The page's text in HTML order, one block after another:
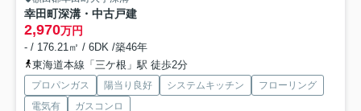
幸田町深溝・中古戸建
2,970万円
- / 176.21㎡ / 6DK /築46年
東海道本線「三ケ根」駅 徒歩2分
プロパンガス 陽当り良好 システムキッチン
フローリング
電気有
ガスコンロ